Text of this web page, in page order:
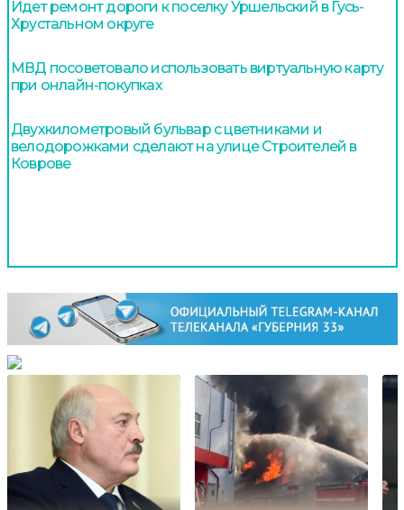
Идет ремонт дороги к поселку Уршельский в Гусь-
Хрустальном округе
МВД посоветовало использовать виртуальную карту
при онлайн-покупках
Двухкилометровый бульвар с цветниками и
велодорожками сделают на улице Строителей в
Коврове